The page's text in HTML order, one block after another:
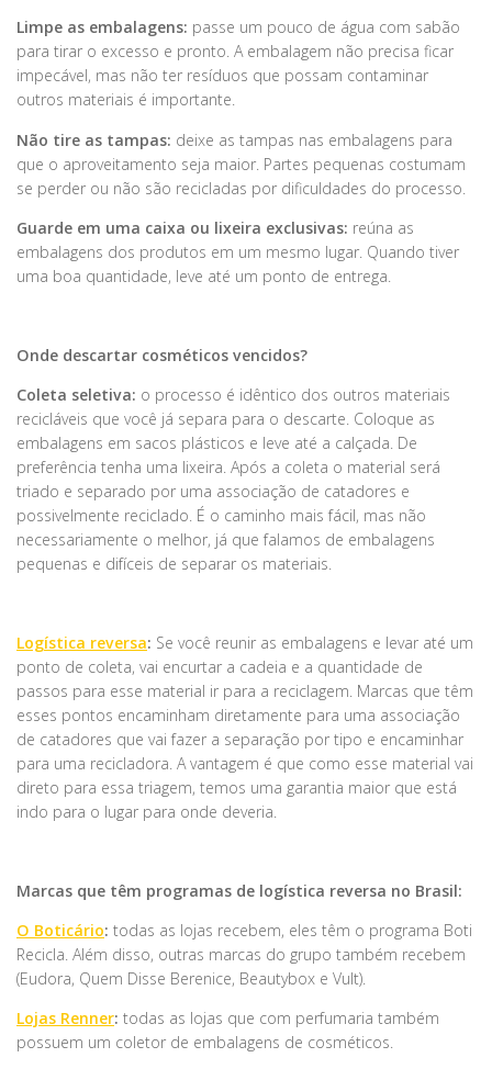
Limpe as embalagens: passe um pouco de água com sabão
para tirar o excesso e pronto. A embalagem não precisa ficar
impecável, mas não ter resíduos que possam contaminar
outros materiais é importante.
Não tire as tampas: deixe as tampas nas embalagens para
que o aproveitamento seja maior. Partes pequenas costumam
se perder ou não são recicladas por dificuldades do processo.
Guarde em uma caixa ou lixeira exclusivas: reúna as
embalagens dos produtos em um mesmo lugar. Quando tiver
uma boa quantidade, leve até um ponto de entrega.
Onde descartar cosméticos vencidos?
Coleta seletiva: o processo é idêntico dos outros materiais
recicláveis que você já separa para o descarte. Coloque as
embalagens em sacos plásticos e leve até a calçada. De
preferência tenha uma lixeira. Após a coleta o material será
triado e separado por uma associação de catadores e
possivelmente reciclado. É o caminho mais fácil, mas não
necessariamente o melhor, já que falamos de embalagens
pequenas e difíceis de separar os materiais.
Logística reversa: Se você reunir as embalagens e levar até um
ponto de coleta, vai encurtar a cadeia e a quantidade de
passos para esse material ir para a reciclagem. Marcas que têm
esses pontos encaminham diretamente para uma associação
de catadores que vai fazer a separação por tipo e encaminhar
para uma recicladora. A vantagem é que como esse material vai
direto para essa triagem, temos uma garantia maior que está
indo para o lugar para onde deveria.
Marcas que têm programas de logística reversa no Brasil:
O Boticário: todas as lojas recebem, eles têm o programa Boti
Recicla. Além disso, outras marcas do grupo também recebem
(Eudora, Quem Disse Berenice, Beautybox e Vult).
Lojas Renner: todas as lojas que com perfumaria também
possuem um coletor de embalagens de cosméticos.